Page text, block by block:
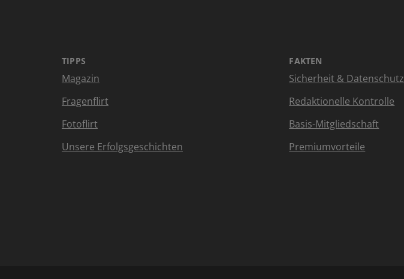
TIPPS
Magazin
Fragenflirt
Fotoflirt
Unsere Erfolgsgeschichten
FAKTEN
Sicherheit & Datenschutz
Redaktionelle Kontrolle
Basis-Mitgliedschaft
Premiumvorteile